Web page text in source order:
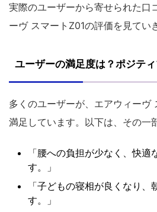
実際のユーザーから寄せられた口
ーヴ スマートZ01の評価を見てい
ユーザーの満足度は？ポジテ
多くのユーザーが、エアウィーヴ
満足しています。以下は、その一
「腰への負担が少なく、快適
す。」
「子どもの寝相が良くなり、
す。」